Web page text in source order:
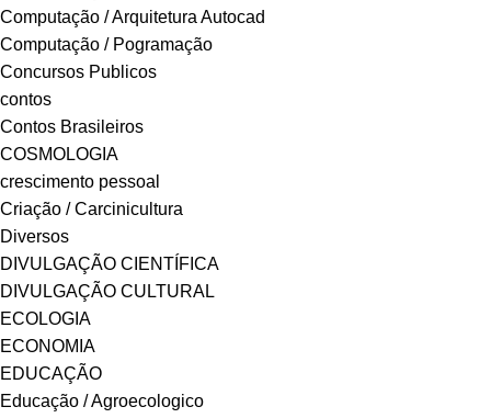
Computação / Arquitetura Autocad
Computação / Pogramação
Concursos Publicos
contos
Contos Brasileiros
COSMOLOGIA
crescimento pessoal
Criação / Carcinicultura
Diversos
DIVULGAÇÃO CIENTÍFICA
DIVULGAÇÃO CULTURAL
ECOLOGIA
ECONOMIA
EDUCAÇÃO
Educação / Agroecologico